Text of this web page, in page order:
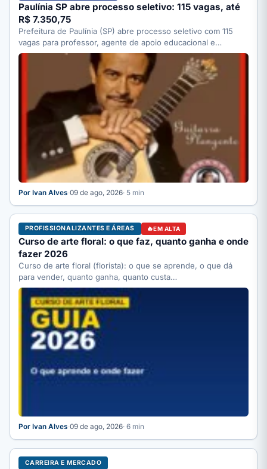
Paulínia SP abre processo seletivo: 115 vagas, até
R$ 7.350,75
Prefeitura de Paulínia (SP) abre processo seletivo com 115
vagas para professor, agente de apoio educacional e
motorista;…
Por Ivan Alves·09 de ago, 2026· 5 min
PROFISSIONALIZANTES E ÁREAS EM ALTA
Curso de arte floral: o que faz, quanto ganha e onde
fazer 2026
Curso de arte floral (florista): o que se aprende, o que dá
para vender, quanto ganha, quanto custa…
Por Ivan Alves·09 de ago, 2026· 6 min
CARREIRA E MERCADO